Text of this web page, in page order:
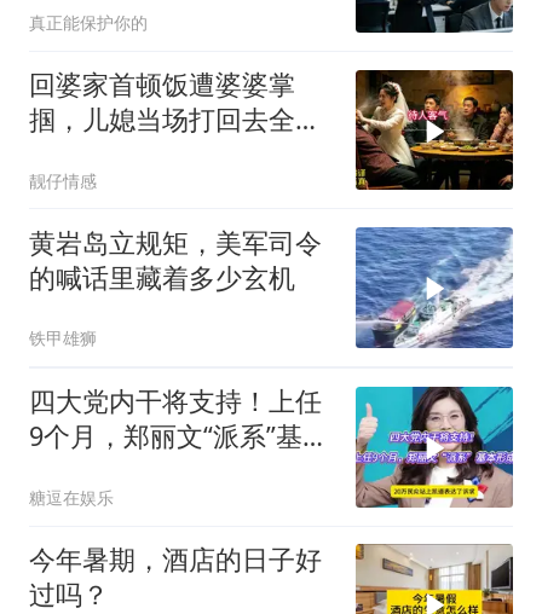
真正能保护你的
回婆家首顿饭遭婆婆掌
掴，儿媳当场打回去全家
靓仔情感
黄岩岛立规矩，美军司令
的喊话里藏着多少玄机
铁甲雄狮
四大党内干将支持！上任
9个月，郑丽文“派系”基本
糖逗在娱乐
今年暑期，酒店的日子好
过吗？